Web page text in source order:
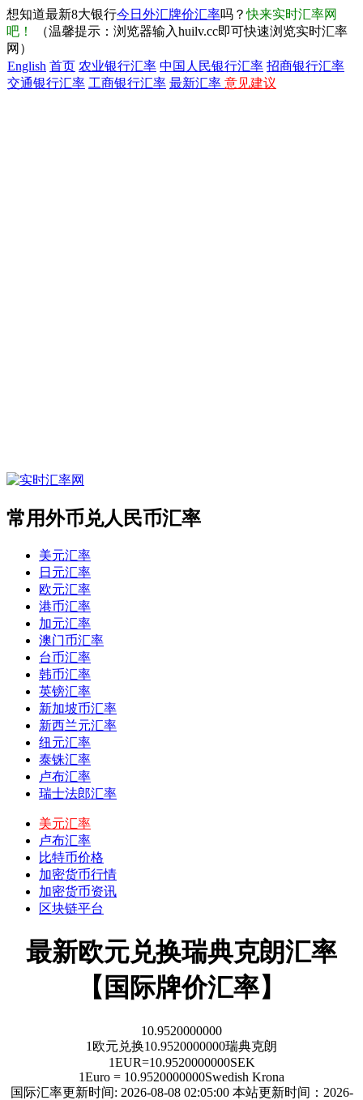
想知道最新8大银行今日外汇牌价汇率吗？快来实时汇率网
吧！
（温馨提示：浏览器输入huilv.cc即可快速浏览实时汇率
网）
English 首页 农业银行汇率 中国人民银行汇率 招商银行汇率
交通银行汇率 工商银行汇率 最新汇率 意见建议
常用外币兑人民币汇率
美元汇率
日元汇率
欧元汇率
港币汇率
加元汇率
澳门币汇率
台币汇率
韩币汇率
英镑汇率
新加坡币汇率
新西兰元汇率
纽元汇率
泰铢汇率
卢布汇率
瑞士法郎汇率
美元汇率
卢布汇率
比特币价格
加密货币行情
加密货币资讯
区块链平台
最新欧元兑换瑞典克朗汇率
【国际牌价汇率】
10.9520000000
1 欧元 兑换10.9520000000瑞典克朗
1EUR=10.9520000000SEK
1Euro = 10.9520000000Swedish Krona
国际汇率更新时间: 2026-08-08 02:05:00本站更新时间：2026-